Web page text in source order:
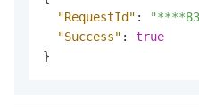
"RequestId" :
"Success" :
true
}